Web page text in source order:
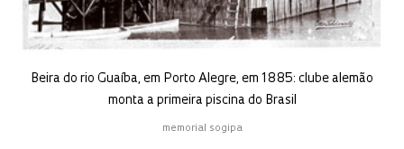
Bei­ra do rio Guaí­ba, em Por­to Ale­gre, em 1885: clu­be ale­mão
mon­ta a pri­mei­ra pis­ci­na do Bra­sil
memorial sogipa